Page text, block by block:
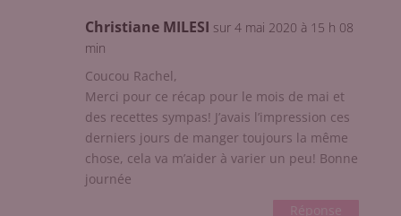
Christiane MILESI sur 4 mai 2020 à 15 h 08
min
Coucou Rachel,
Merci pour ce récap pour le mois de mai et
des recettes sympas! J’avais l’impression ces
derniers jours de manger toujours la même
chose, cela va m’aider à varier un peu! Bonne
journée
Réponse